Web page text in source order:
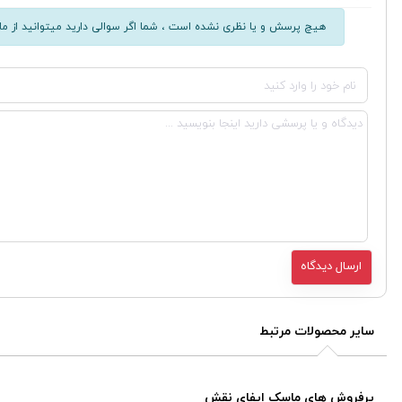
هیچ پرسش و یا نظری نشده است ، شما اگر سوالی دارید میتوانید از
سایر محصولات مرتبط
پرفروش های ماسک ایفای نقش